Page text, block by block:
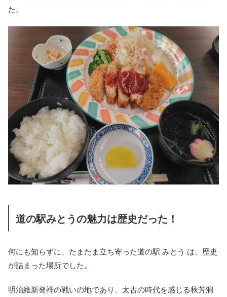
た。
道の駅みとうの魅力は歴史だった！
何にも知らずに、たまたま立ち寄った道の駅 みとう は、歴史
が詰まった場所でした。
明治維新発祥の戦いの地であり、太古の時代を感じる秋芳洞